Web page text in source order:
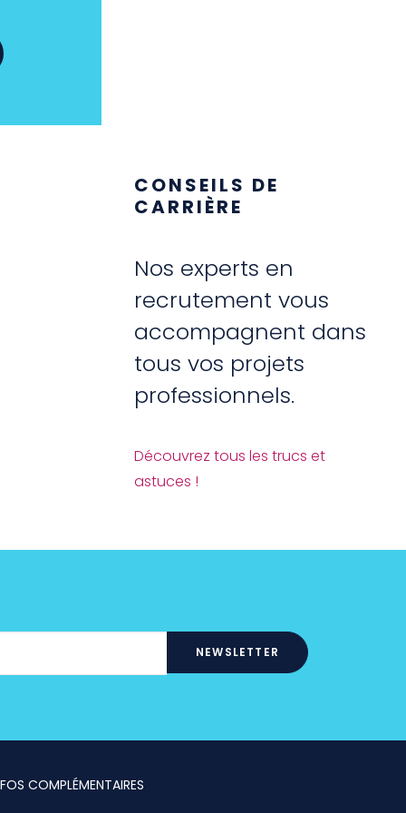
CONSEILS DE
CARRIÈRE
Nos experts en
recrutement vous
accompagnent dans
tous vos projets
professionnels.
Découvrez tous les trucs et
astuces !
COMPLÉMENTAIRES